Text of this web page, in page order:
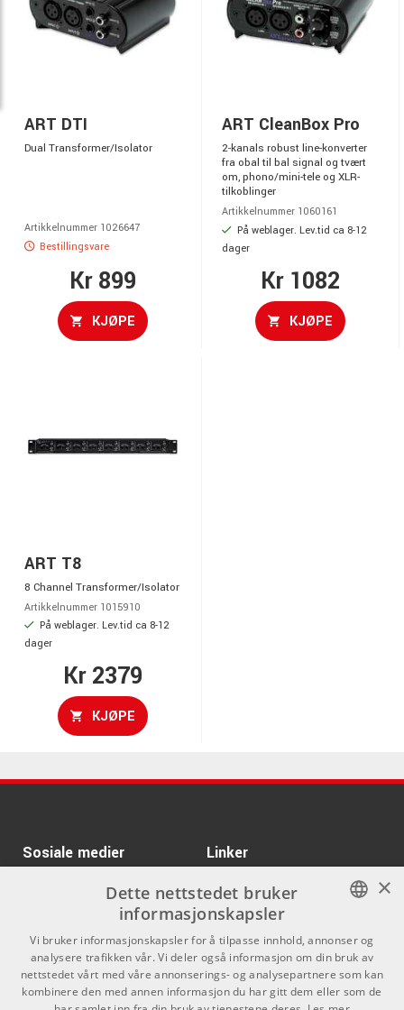
ART DTI
Dual Transformer/Isolator
Artikkelnummer 1026647
Bestillingsvare
Kr 899
KJØPE
ART CleanBox Pro
2-kanals robust line-konverter
fra obal til bal signal og tvært
om, phono/mini-tele og XLR-
tilkoblinger
Artikkelnummer 1060161
På weblager. Lev.tid ca 8-12
dager
Kr 1082
KJØPE
ART T8
8 Channel Transformer/Isolator
Artikkelnummer 1015910
På weblager. Lev.tid ca 8-12
dager
Kr 2379
KJØPE
Sosiale medier Linker
Om Oss
Kontakt oss
Kjøpsvilkår
Butikken
NORWEGIAN
×
Dette nettstedet bruker
informasjonskapsler
Vi bruker informasjonskapsler for å tilpasse innhold, annonser og
analysere trafikken vår. Vi deler også informasjon om din bruk av
nettstedet vårt med våre annonserings- og analysepartnere som kan
kombinere den med annen informasjon du har gitt dem eller som de